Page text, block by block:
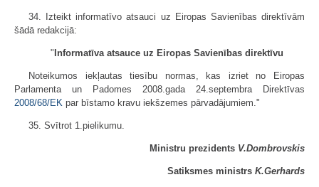
34. Izteikt informatīvo atsauci uz Eiropas Savienības direktīvām
šādā redakcijā:
" Informatīva atsauce uz Eiropas Savienības direktīvu
Noteikumos iekļautas tiesību normas, kas izriet no Eiropas
Parlamenta un Padomes 2008.gada 24.septembra Direktīvas
2008/68/EK par bīstamo kravu iekšzemes pārvadājumiem."
35. Svītrot 1.pielikumu.
Ministru prezidents V.Dombrovskis
Satiksmes ministrs K.Gerhards